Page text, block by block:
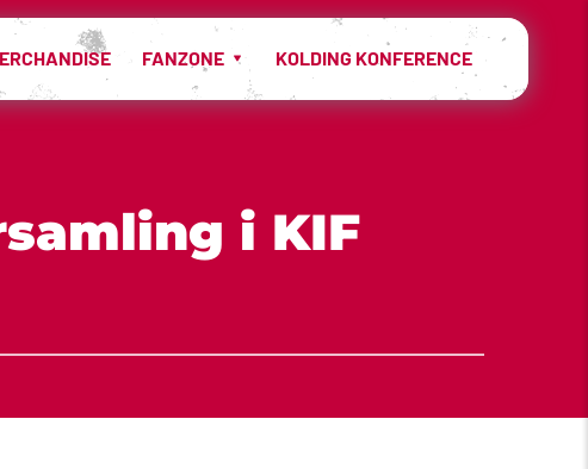
FANZONE KOLDING KONFERENCE
i KIF